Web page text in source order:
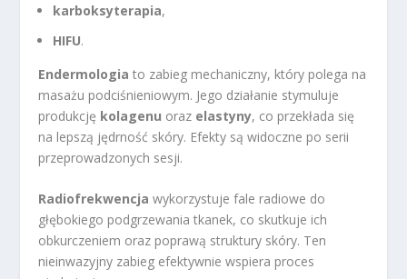
karboksyterapia,
HIFU.
Endermologia to zabieg mechaniczny, który polega na
masażu podciśnieniowym. Jego działanie stymuluje
produkcję kolagenu oraz elastyny, co przekłada się
na lepszą jędrność skóry. Efekty są widoczne po serii
przeprowadzonych sesji.
Radiofrekwencja wykorzystuje fale radiowe do
głębokiego podgrzewania tkanek, co skutkuje ich
obkurczeniem oraz poprawą struktury skóry. Ten
nieinwazyjny zabieg efektywnie wspiera proces